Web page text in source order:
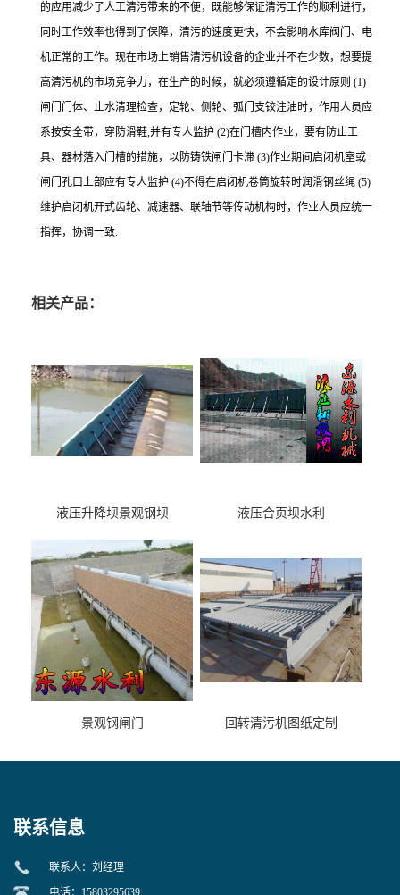
的应用减少了人工清污带来的不便，既能够保证清污工作的顺利进行，
同时工作效率也得到了保障，清污的速度更快，不会影响水库阀门、电
机正常的工作。现在市场上销售清污机设备的企业并不在少数，想要提
高清污机的市场竞争力，在生产的时候，就必须遵循定的设计原则 (1)
闸门门体、止水清理检查，定轮、侧轮、弧门支铰注油时，作用人员应
系按安全带，穿防滑鞋,并有专人监护 (2)在门槽内作业，要有防止工
具、器材落入门槽的措施，以防铸铁闸门卡滞 (3)作业期间启闭机室或
闸门孔口上部应有专人监护 (4)不得在启闭机卷筒旋转时润滑钢丝绳 (5)
维护启闭机开式齿轮、减速器、联轴节等传动机构时，作业人员应统一
指挥，协调一致.
相关产品：
液压升降坝景观钢坝 液压合页坝水利
景观钢闸门 回转清污机图纸定制
联系信息
联系人：刘经理
电话：15803295639